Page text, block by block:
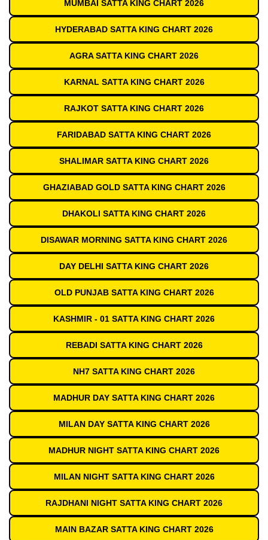
MUMBAI SATTA KING CHART 2026
HYDERABAD SATTA KING CHART 2026
AGRA SATTA KING CHART 2026
KARNAL SATTA KING CHART 2026
RAJKOT SATTA KING CHART 2026
FARIDABAD SATTA KING CHART 2026
SHALIMAR SATTA KING CHART 2026
GHAZIABAD GOLD SATTA KING CHART 2026
DHAKOLI SATTA KING CHART 2026
DISAWAR MORNING SATTA KING CHART 2026
DAY DELHI SATTA KING CHART 2026
OLD PUNJAB SATTA KING CHART 2026
KASHMIR - 01 SATTA KING CHART 2026
REBADI SATTA KING CHART 2026
NH7 SATTA KING CHART 2026
MADHUR DAY SATTA KING CHART 2026
MILAN DAY SATTA KING CHART 2026
MADHUR NIGHT SATTA KING CHART 2026
MILAN NIGHT SATTA KING CHART 2026
RAJDHANI NIGHT SATTA KING CHART 2026
MAIN BAZAR SATTA KING CHART 2026